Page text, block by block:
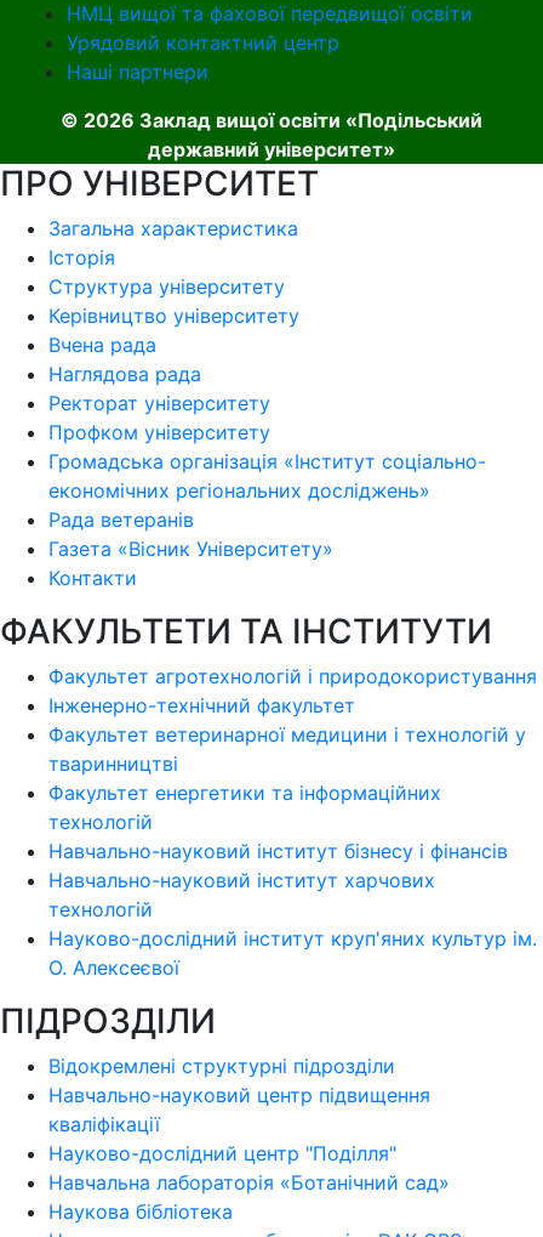
НМЦ вищої та фахової передвищої освіти
Урядовий контактний центр
Наші партнери
© 2026 Заклад вищої освіти «Подільський
державний університет»
ПРО УНІВЕРСИТЕТ
Загальна характеристика
Історія
Структура університету
Керівництво університету
Вчена рада
Наглядова рада
Ректорат університету
Профком університету
Громадська організація «Інститут соціально-
економічних регіональних досліджень»
Рада ветеранів
Газета «Вісник Університету»
Контакти
ФАКУЛЬТЕТИ ТА ІНСТИТУТИ
Факультет агротехнологій і природокористування
Інженерно-технічний факультет
Факультет ветеринарної медицини і технологій у
тваринництві
Факультет енергетики та інформаційних
технологій
Навчально-науковий інститут бізнесу і фінансів
Навчально-науковий інститут харчових
технологій
Науково-дослідний інститут круп'яних культур ім.
О. Алексеєвої
ПІДРОЗДІЛИ
Відокремлені структурні підрозділи
Навчально-науковий центр підвищення
кваліфікації
Науково-дослідний центр "Поділля"
Навчальна лабораторія «Ботанічний сад»
Наукова бібліотека